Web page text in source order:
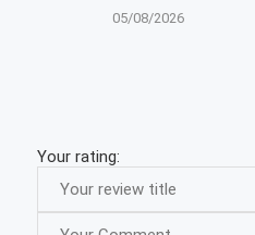
05/08/2026
Your rating: